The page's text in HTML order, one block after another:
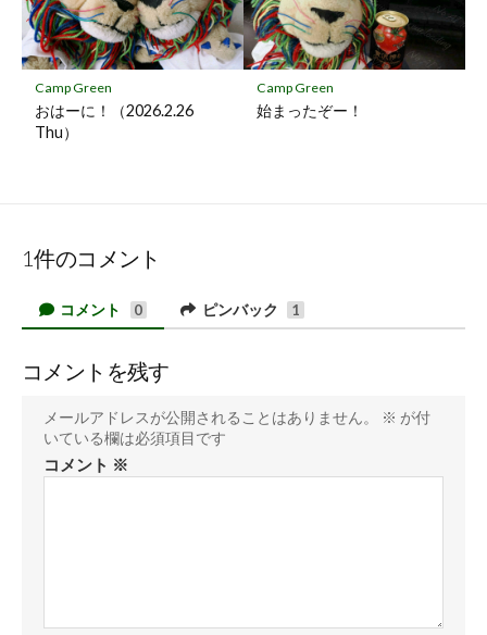
Camp Green
おはーに！（2026.2.26
Thu）
Camp Green
始まったぞー！
1件のコメント
コメント 0 ピンバック 1
コメントを残す
メールアドレスが公開されることはありません。 ※ が付
いている欄は必須項目です
コメント ※